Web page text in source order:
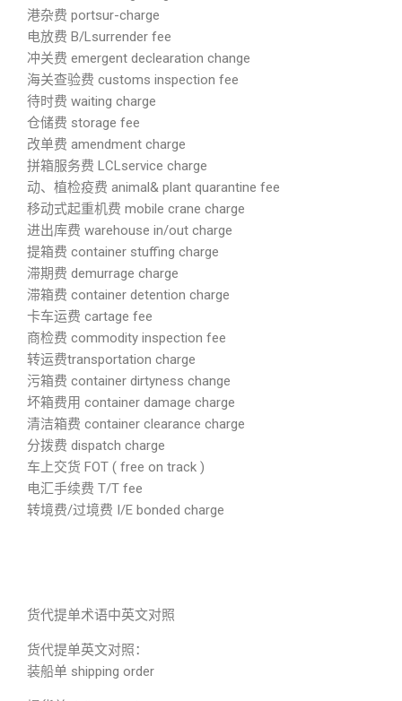
港杂费 portsur-charge
电放费 B/Lsurrender fee
冲关费 emergent declearation change
海关查验费 customs inspection fee
待时费 waiting charge
仓储费 storage fee
改单费 amendment charge
拼箱服务费 LCLservice charge
动、植检疫费 animal& plant quarantine fee
移动式起重机费 mobile crane charge
进出库费 warehouse in/out charge
提箱费 container stuffing charge
滞期费 demurrage charge
滞箱费 container detention charge
卡车运费 cartage fee
商检费 commodity inspection fee
转运费transportation charge
污箱费 container dirtyness change
坏箱费用 container damage charge
清洁箱费 container clearance charge
分拨费 dispatch charge
车上交货 FOT ( free on track )
电汇手续费 T/T fee
转境费/过境费 I/E bonded charge
货代提单术语中英文对照
货代提单英文对照：
装船单 shipping order